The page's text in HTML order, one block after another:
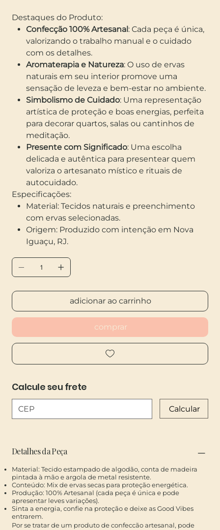
Destaques do Produto:
Confecção 100% Artesanal: Cada peça é única,
valorizando o trabalho manual e o cuidado
com os detalhes.
Aromaterapia e Natureza: O uso de ervas
naturais em seu interior promove uma
sensação de leveza e bem-estar no ambiente.
Simbolismo de Cuidado: Uma representação
artística de proteção e boas energias, perfeita
para decorar quartos, salas ou cantinhos de
meditação.
Presente com Significado: Uma escolha
delicada e autêntica para presentear quem
valoriza o artesanato místico e rituais de
autocuidado.
Especificações:
Material: Tecidos naturais e preenchimento
com ervas selecionadas.
Origem: Produzido com intenção em Nova
Iguaçu, RJ.
adicionar ao carrinho
comprar
Calcule seu frete
Calcular
​Detalhes da Peça
Material: Tecido estampado de algodão, conta de madeira
pintada à mão e argola de metal resistente.
Conteúdo: Mix de ervas secas para proteção energética.
Produção: 100% Artesanal (cada peça é única e pode
apresentar leves variações).
Sinta a energia, confie na proteção e deixe as Good Vibes
entrarem.
Por se tratar de um produto de confeccão artesanal, pode